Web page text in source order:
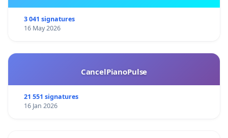
3 041 signatures
16 May 2026
CancelPianoPulse
21 551 signatures
16 Jan 2026